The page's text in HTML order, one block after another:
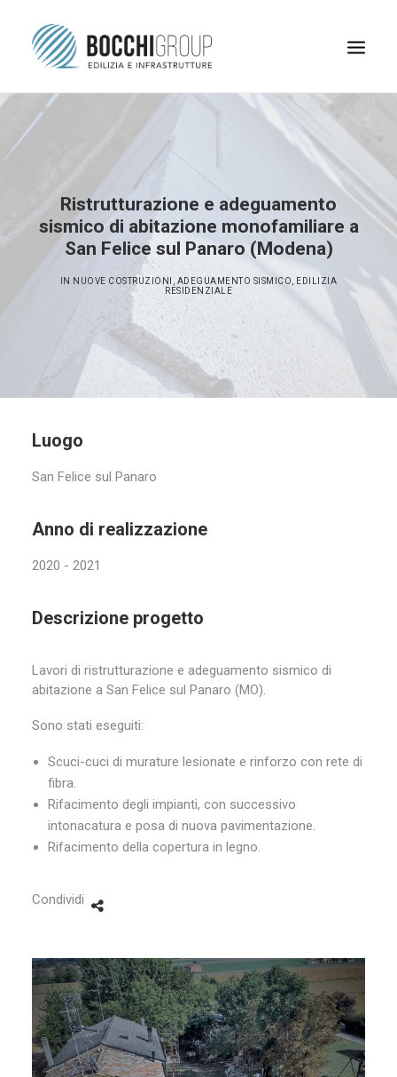
RICERCA
Ristrutturazione e adeguamento
sismico di abitazione monofamiliare a
San Felice sul Panaro (Modena)
IN NUOVE COSTRUZIONI ADEGUAMENTO SISMICO
EDILIZIA
RESIDENZIALE
Luogo
San Felice sul Panaro
Anno di realizzazione
2020 - 2021
Descrizione progetto
Lavori di ristrutturazione e adeguamento sismico di
abitazione a San Felice sul Panaro (MO).
Sono stati eseguiti:
Scuci-cuci di murature lesionate e rinforzo con rete di
fibra.
Rifacimento degli impianti, con successivo
intonacatura e posa di nuova pavimentazione.
Rifacimento della copertura in legno.
Condividi